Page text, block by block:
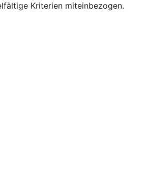
Kriterien miteinbezogen.